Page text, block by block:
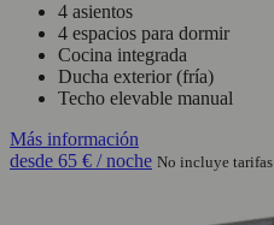
4 asientos
4 espacios para dormir
Cocina integrada
Ducha exterior (fría)
Techo elevable manual
Más información
desde 65 € / noche No incluye tarifas